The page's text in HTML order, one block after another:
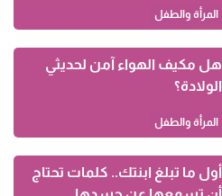
المرأة والطفل
هل مكيف الهواء آمن لحديثي
الولادة؟
المرأة والطفل
أول ما تبلغ ابنتك.. كلمات تحتاج